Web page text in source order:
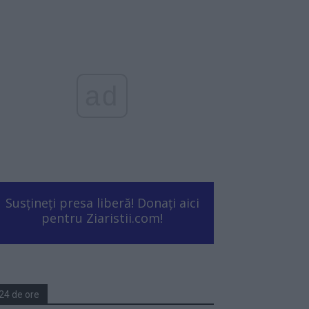
Susțineți presa liberă! Donați aici
pentru Ziaristii.com!
de ore